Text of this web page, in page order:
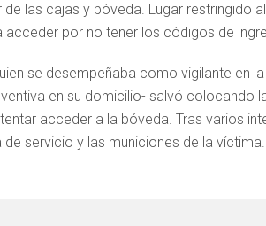
las cajas y bóveda. Lugar restringido
acceder por no tener los códigos de
se desempeñaba como vigilante en
en su domicilio- salvó colocando
acceder a la bóveda. Tras varios
servicio y las municiones de la víctima.